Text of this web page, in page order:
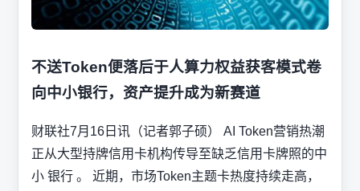
不送Token便落后于人算力权益获客模式卷
向中小银行，资产提升成为新赛道
财联社7月16日讯（记者郭子硕） AI Token营销热潮
正从大型持牌信用卡机构传导至缺乏信用卡牌照的中
小 银行 。 近期，市场Token主题卡热度持续走高，